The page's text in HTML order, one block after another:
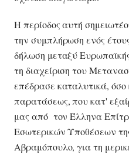
Η περίοδος αυτή
την συμπλήρωση ενός
δήλωση μεταξύ
τη διαχείριση του
επέδρασε καταλυτικά, όσο
παρατάσεως, που κατ'
μας από τον Έλληνα
Εσωτερικών Υποθέσεων
Αβραμόπουλο, για τη